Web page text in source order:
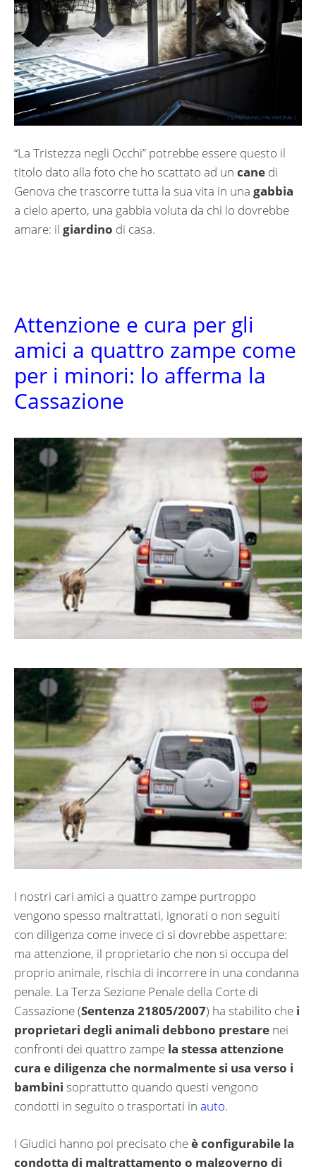
“La Tristezza negli Occhi” potrebbe essere questo il
titolo dato alla foto che ho scattato ad un cane di
Genova che trascorre tutta la sua vita in una gabbia
a cielo aperto, una gabbia voluta da chi lo dovrebbe
amare: il giardino di casa.
Attenzione e cura per gli
amici a quattro zampe come
per i minori: lo afferma la
Cassazione
I nostri cari amici a quattro zampe purtroppo
vengono spesso maltrattati, ignorati o non seguiti
con diligenza come invece ci si dovrebbe aspettare:
ma attenzione, il proprietario che non si occupa del
proprio animale, rischia di incorrere in una condanna
penale. La Terza Sezione Penale della Corte di
Cassazione (Sentenza 21805/2007) ha stabilito che i
proprietari degli animali debbono prestare nei
confronti dei quattro zampe la stessa attenzione
cura e diligenza che normalmente si usa verso i
bambini soprattutto quando questi vengono
condotti in seguito o trasportati in auto.
I Giudici hanno poi precisato cheè configurabile la
condotta di maltrattamento o malgoverno di